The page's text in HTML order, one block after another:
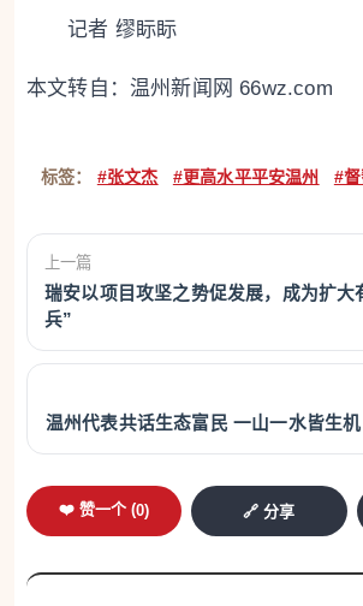
记者 缪眎眎
本文转自： 温州新闻网 66wz.com
标签： #张文杰 #更高水平平安温州 #
上一篇
瑞安以项目攻坚之势促发展，成为扩大
兵”
温州代表共话生态富民 一山一水皆生
❤️ 赞一个 (0) 🔗 分享